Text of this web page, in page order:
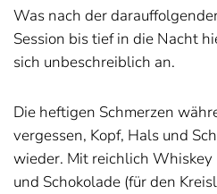
Was nach der
Session bis tief in die Nacht
sich unbeschreiblich an.
Die heftigen Schmerzen
vergessen, Kopf, Hals und
wieder. Mit reichlich Whiskey
und Schokolade (für den